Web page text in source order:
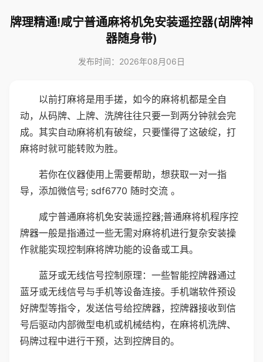
牌理精通!咸宁普通麻将机免安装遥控器(胡牌神
器随身带)
发布时间：2026年08月06日
以前打麻将是用手搓，如今的麻将机都是全自
动，从码牌、上牌、洗牌往往只要一到两分钟就会完
成。其实自动麻将机有破绽，只要懂得了这破绽，打
麻将时就可能转败为胜。
若你在仪器使用上需要帮助，想获取一对一指
导，添加微信号; sdf6770 随时交流 。
咸宁普通麻将机免安装遥控器;普通麻将机程序控
牌器一般是指通过一些无需对麻将机进行复杂安装操
作就能实现控制麻将牌功能的设备或工具。
蓝牙或无线信号控制原理：一些智能控牌器通过
蓝牙或无线信号与手机等设备连接。手机端软件预设
好牌型等指令，发送信号给控牌器，控牌器接收到信
号后驱动内部微型电机或机械结构，在麻将机洗牌、
码牌过程中进行干预，达到控牌目的。